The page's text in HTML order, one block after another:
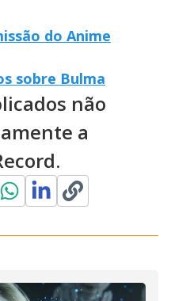
do Anime
sobre Bulma
não
a